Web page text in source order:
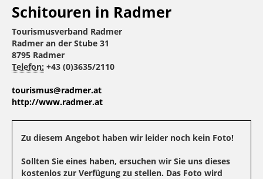
Schitouren in Radmer
Tourismusverband Radmer
Radmer an der Stube 31
8795 Radmer
Telefon: +43 (0)3635/2110
tourismus@radmer.at
http://www.radmer.at
Zu diesem Angebot haben wir leider noch kein Foto!
Sollten Sie eines haben, ersuchen wir Sie uns dieses
kostenlos zur Verfügung zu stellen. Das Foto wird